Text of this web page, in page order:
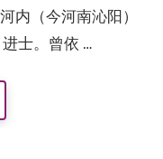
内（今河南沁阳）
士。曾依 …